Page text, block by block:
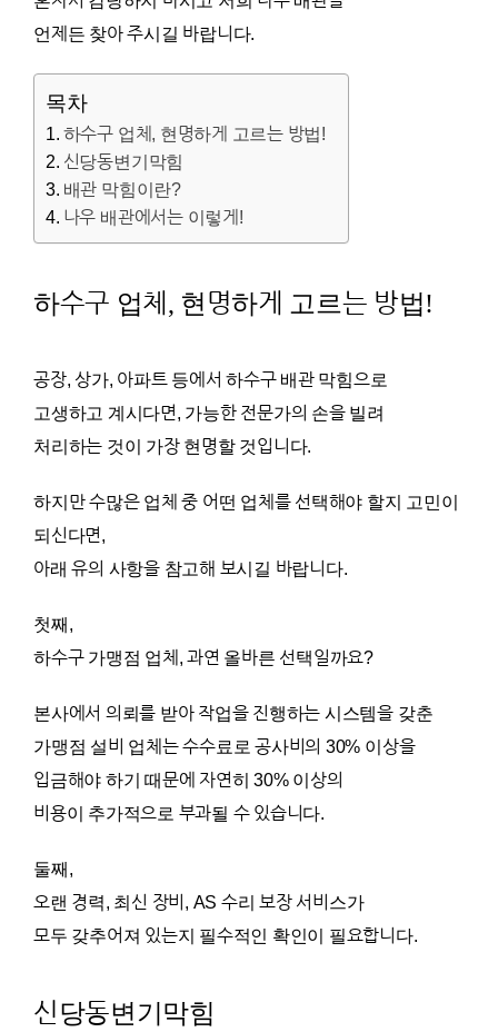
언제든 찾아 주시길 바랍니다.
목차
하수구 업체, 현명하게 고르는 방법!
신당동변기막힘
배관 막힘이란?
나우 배관에서는 이렇게!
하수구 업체, 현명하게 고르는 방법!
공장, 상가, 아파트 등에서 하수구 배관 막힘으로
고생하고 계시다면, 가능한 전문가의 손을 빌려
처리하는 것이 가장 현명할 것입니다.
하지만 수많은 업체 중 어떤 업체를 선택해야 할지 고민이
되신다면,
아래 유의 사항을 참고해 보시길 바랍니다.
첫째,
하수구 가맹점 업체, 과연 올바른 선택일까요?
본사에서 의뢰를 받아 작업을 진행하는 시스템을 갖춘
가맹점 설비 업체는 수수료로 공사비의 30% 이상을
입금해야 하기 때문에 자연히 30% 이상의
비용이 추가적으로 부과될 수 있습니다.
둘째,
오랜 경력, 최신 장비, AS 수리 보장 서비스가
모두 갖추어져 있는지 필수적인 확인이 필요합니다.
신당동변기막힘